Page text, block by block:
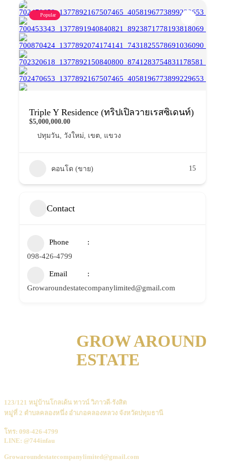
Popular
Triple Y Residence (ทริปเปิลวายเรสซิเดนท์)
$5,000,000.00
ปทุมวัน, วังใหม่, เขต, แขวง
คอนโด (ขาย) 15
Contact
Phone
098-426-4799
Email
Growaroundestatecompanylimited@gmail.com
GROW AROUND
ESTATE
123/121 หมู่บ้านโกลเด้น ทาวน์ วิภาวดี-รังสิต
หมู่ที่ 2 ตำบลคลองหนึ่ง อำเภอคลองหลวง จังหวัดปทุมธานี
โทร: 098-426-4799
LINE: @744infau
Growaroundestatecompanylimited@gmail.com